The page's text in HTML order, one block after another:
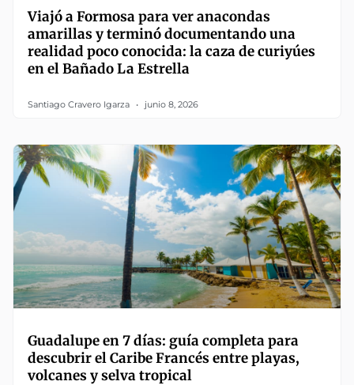
Viajó a Formosa para ver anacondas
amarillas y terminó documentando una
realidad poco conocida: la caza de curiyúes
en el Bañado La Estrella
Santiago Cravero Igarza junio 8, 2026
Guadalupe en 7 días: guía completa para
descubrir el Caribe Francés entre playas,
volcanes y selva tropical